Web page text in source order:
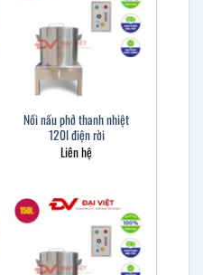
Nồi nấu phở thanh nhiệt
120l điện rời
Liên hệ